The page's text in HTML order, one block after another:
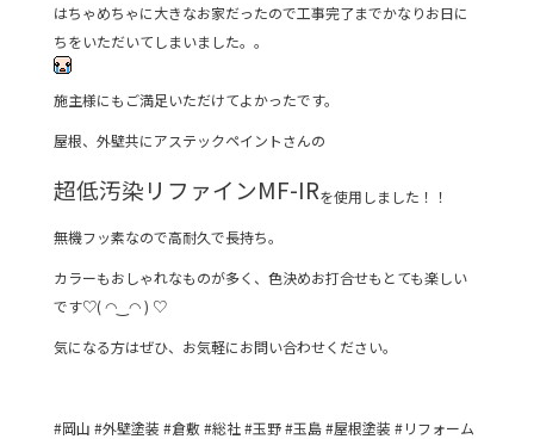
はちゃめちゃに大きなお家だったので工事完了までかなりお日に
ちをいただいてしまいました。。
施主様にもご満足いただけてよかったです。
屋根、外壁共にアステックペイントさんの
超低汚染リファインMF-IRを使用しました！！
無機フッ素なので高耐久で長持ち。
カラーもおしゃれなものが多く、色決めお打合せもとても楽しい
です♡( ◠‿◠ ) ♡
気になる方はぜひ、お気軽にお問い合わせください。
#岡山 #外壁塗装 #倉敷 #総社 #玉野 #玉島 #屋根塗装 #リフォーム